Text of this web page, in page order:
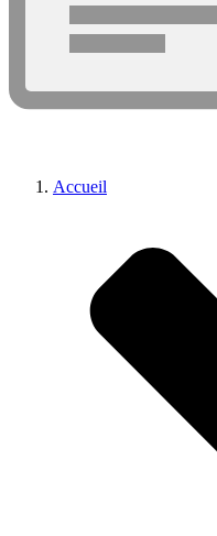
Accueil